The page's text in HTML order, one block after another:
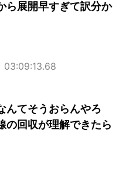
ら展開早すぎて訳分か
03:09:13.68
んてそうおらんやろ
の回収が理解できたら